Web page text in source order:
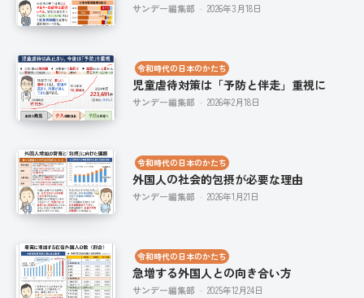
サンデー編集部 - 2026年3月18日
令和時代の日本のかたち
児童虐待対策は「予防と伴走」重視に
サンデー編集部 - 2026年2月18日
令和時代の日本のかたち
外国人の社会的包摂が必要な理由
サンデー編集部 - 2026年1月21日
令和時代の日本のかたち
急増する外国人との向き合い方
サンデー編集部 - 2025年12月24日